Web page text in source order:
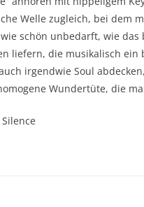
Welle zugleich, bei dem
schön unbedarft, wie das
liefern, die musikalisch ein
irgendwie Soul
Wundertüte, die